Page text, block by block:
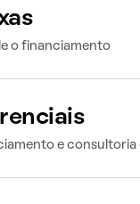
o financiamento
e